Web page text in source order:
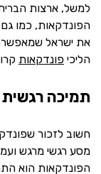
למשל, ארצות
הפונדקאות, כמו
את ישראל שמאפשרת
הליכי פונדקאות
תמיכה רגשית
חשוב לזכור
מסע רגשי מרגש
הפונדקאות הוא